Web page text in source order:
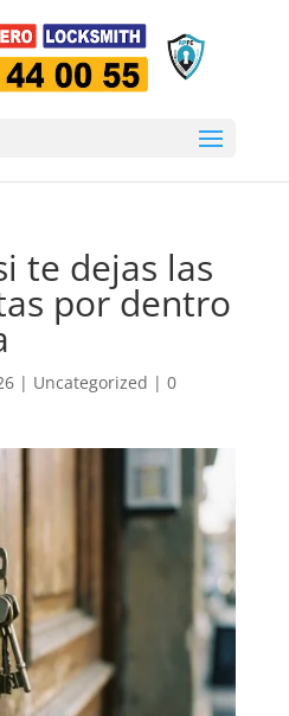
te dejas las
por dentro
| Uncategorized | 0